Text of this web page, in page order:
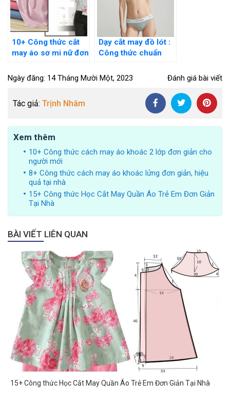
10+ Công thức cắt
may áo sơ mi nữ đơn
người mới
Dạy cắt may đồ lót :
Công thức chuẩn
bắt đầu
Ngày đăng: 14 Tháng Mười Một, 2023 Đánh giá bài viết
Tác giả: Trịnh Nhâm
Xem thêm
10+ Công thức cách may áo khoác 2 lớp đơn giản cho
người mới
8+ Công thức cách may áo khoác lửng đơn giản, hiệu
quả tại nhà
15+ Công thức Học Cắt May Quần Áo Trẻ Em Đơn Giản
Tại Nhà
BÀI VIẾT LIÊN QUAN
15+ Công thức Học Cắt May Quần Áo Trẻ Em Đơn Giản Tại Nhà